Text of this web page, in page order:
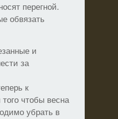
перегной.
обвязать
и
за
к
чтобы весна
убрать в